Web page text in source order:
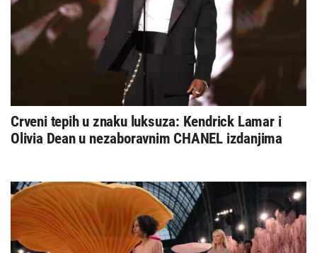
Crveni tepih u znaku luksuza: Kendrick Lamar i
Olivia Dean u nezaboravnim CHANEL izdanjima